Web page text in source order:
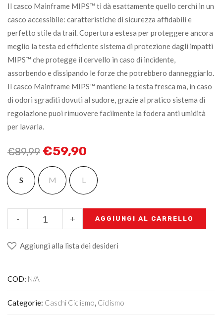
Il casco Mainframe MIPS™ ti dà esattamente quello cerchi in un
casco accessibile: caratteristiche di sicurezza affidabili e
perfetto stile da trail. Copertura estesa per proteggere ancora
meglio la testa ed efficiente sistema di protezione dagli impatti
MIPS™ che protegge il cervello in caso di incidente,
assorbendo e dissipando le forze che potrebbero danneggiarlo.
Il casco Mainframe MIPS™ mantiene la testa fresca ma, in caso
di odori sgraditi dovuti al sudore, grazie al pratico sistema di
regolazione puoi rimuovere facilmente la fodera anti umidità
per lavarla.
€89,99 €59,90
S M L
+
- AGGIUNGI AL CARRELLO
Aggiungi alla lista dei desideri
COD: N/A
Categorie: Caschi Ciclismo, Ciclismo